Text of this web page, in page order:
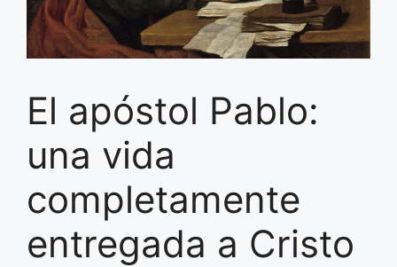
El apóstol Pablo:
una vida
completamente
entregada a Cristo